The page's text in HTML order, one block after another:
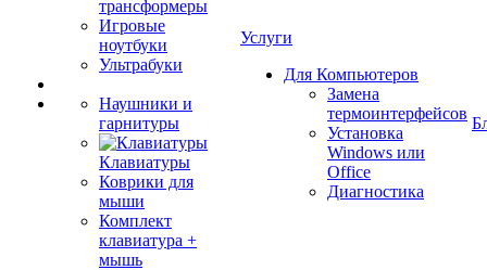
трансформеры
Игровые
ноутбуки
Ультрабуки
Наушники и
гарнитуры
Клавиатуры
Коврики для
мыши
Комплект
клавиатура +
мышь
Услуги
Для Компьютеров
Замена
термоинтерфейсов
Установка
Windows или
Office
Диагностика